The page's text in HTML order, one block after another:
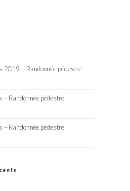
2019 – Randonnée pédestre
– Randonnée pédestre
– Randonnée pédestre